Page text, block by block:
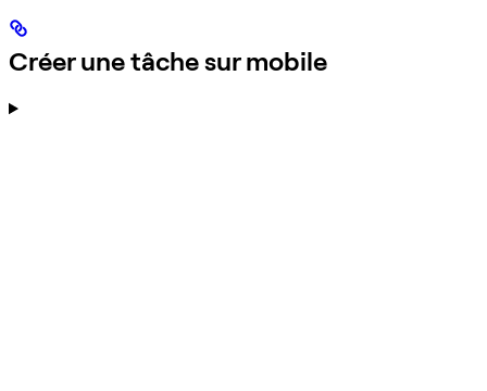
Créer une tâche sur mobile